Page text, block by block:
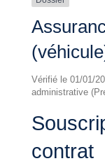
Vérifié le 01/01/
administrative
contrat